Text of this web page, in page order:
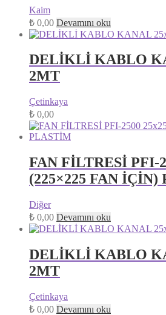
Kaim
₺ 0,00 Devamını oku
DELİKLİ KABLO
2MT
Çetinkaya
₺ 0,00
FAN FİLTRESİ PFI-
(225×225 FAN İÇİN)
Diğer
₺ 0,00 Devamını oku
DELİKLİ KABLO
2MT
Çetinkaya
₺ 0,00 Devamını oku